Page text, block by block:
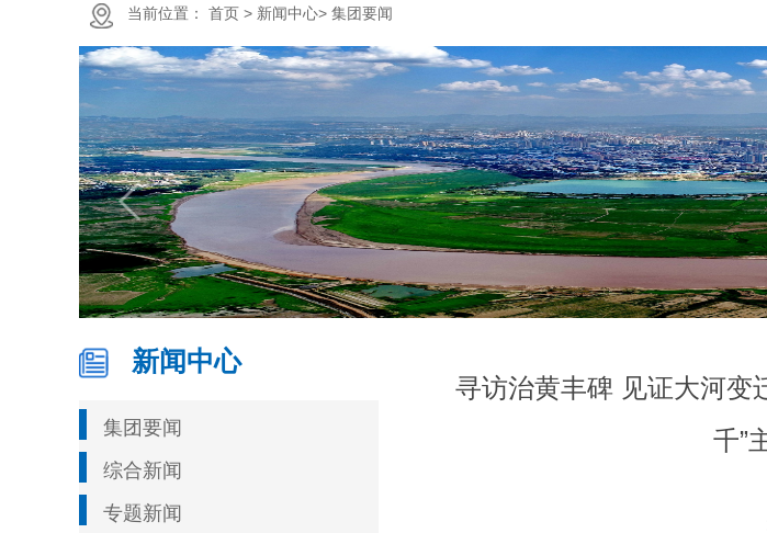
当前位置： 首页 > 新闻中心> 集团要闻
新闻中心
集团要闻
综合新闻
专题新闻
寻访治黄丰碑 见证大河
千”